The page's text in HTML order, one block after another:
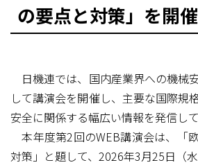
の要点と対策」を開催
日機連では、国内産業界への機械
して講演会を開催し、主要な国際規
安全に関係する幅広い情報を発信して
本年度第2回のWEB講演会は、「
対策」と題して、2026年3月25日（水